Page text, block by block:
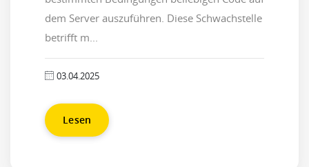
dem Server auszuführen. Diese Schwachstelle
betrifft m...
03.04.2025
Lesen